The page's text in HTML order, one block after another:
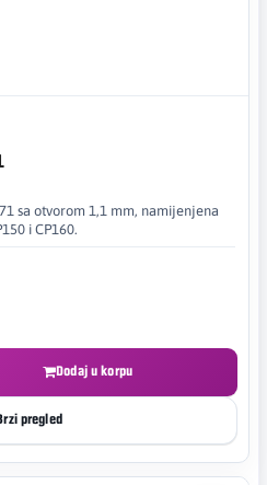
sa otvorom 1,1 mm, namijenjena
i CP160.
Dodaj u korpu
pregled